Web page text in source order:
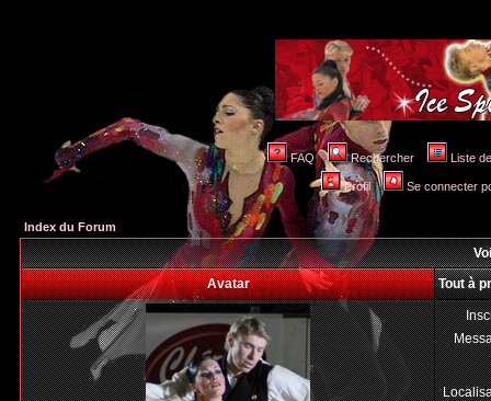
FAQ Rechercher Liste
Profil Se connecter
Index du Forum
Avatar
Tout à